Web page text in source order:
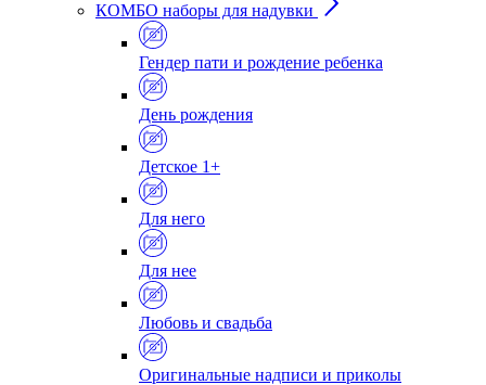
КОМБО наборы для надувки
Гендер пати и рождение ребенка
День рождения
Детское 1+
Для него
Для нее
Любовь и свадьба
Оригинальные надписи и приколы